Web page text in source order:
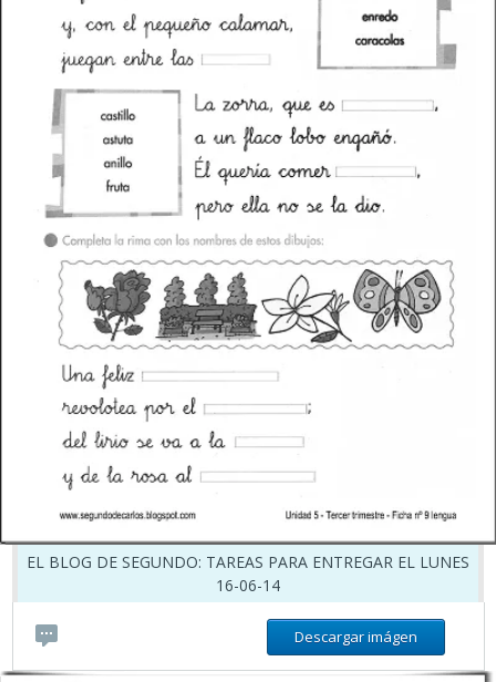
EL BLOG DE SEGUNDO: TAREAS PARA ENTREGAR EL LUNES
16-06-14
Descargar imágen